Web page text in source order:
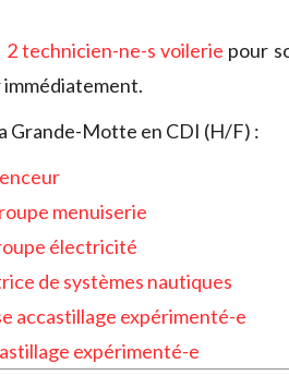
2 technicien-ne-s voilerie pour
Grande-Motte en CDI (H/F) :
menuiserie
électricité
de systèmes nautiques
accastillage expérimenté-e
expérimenté-e